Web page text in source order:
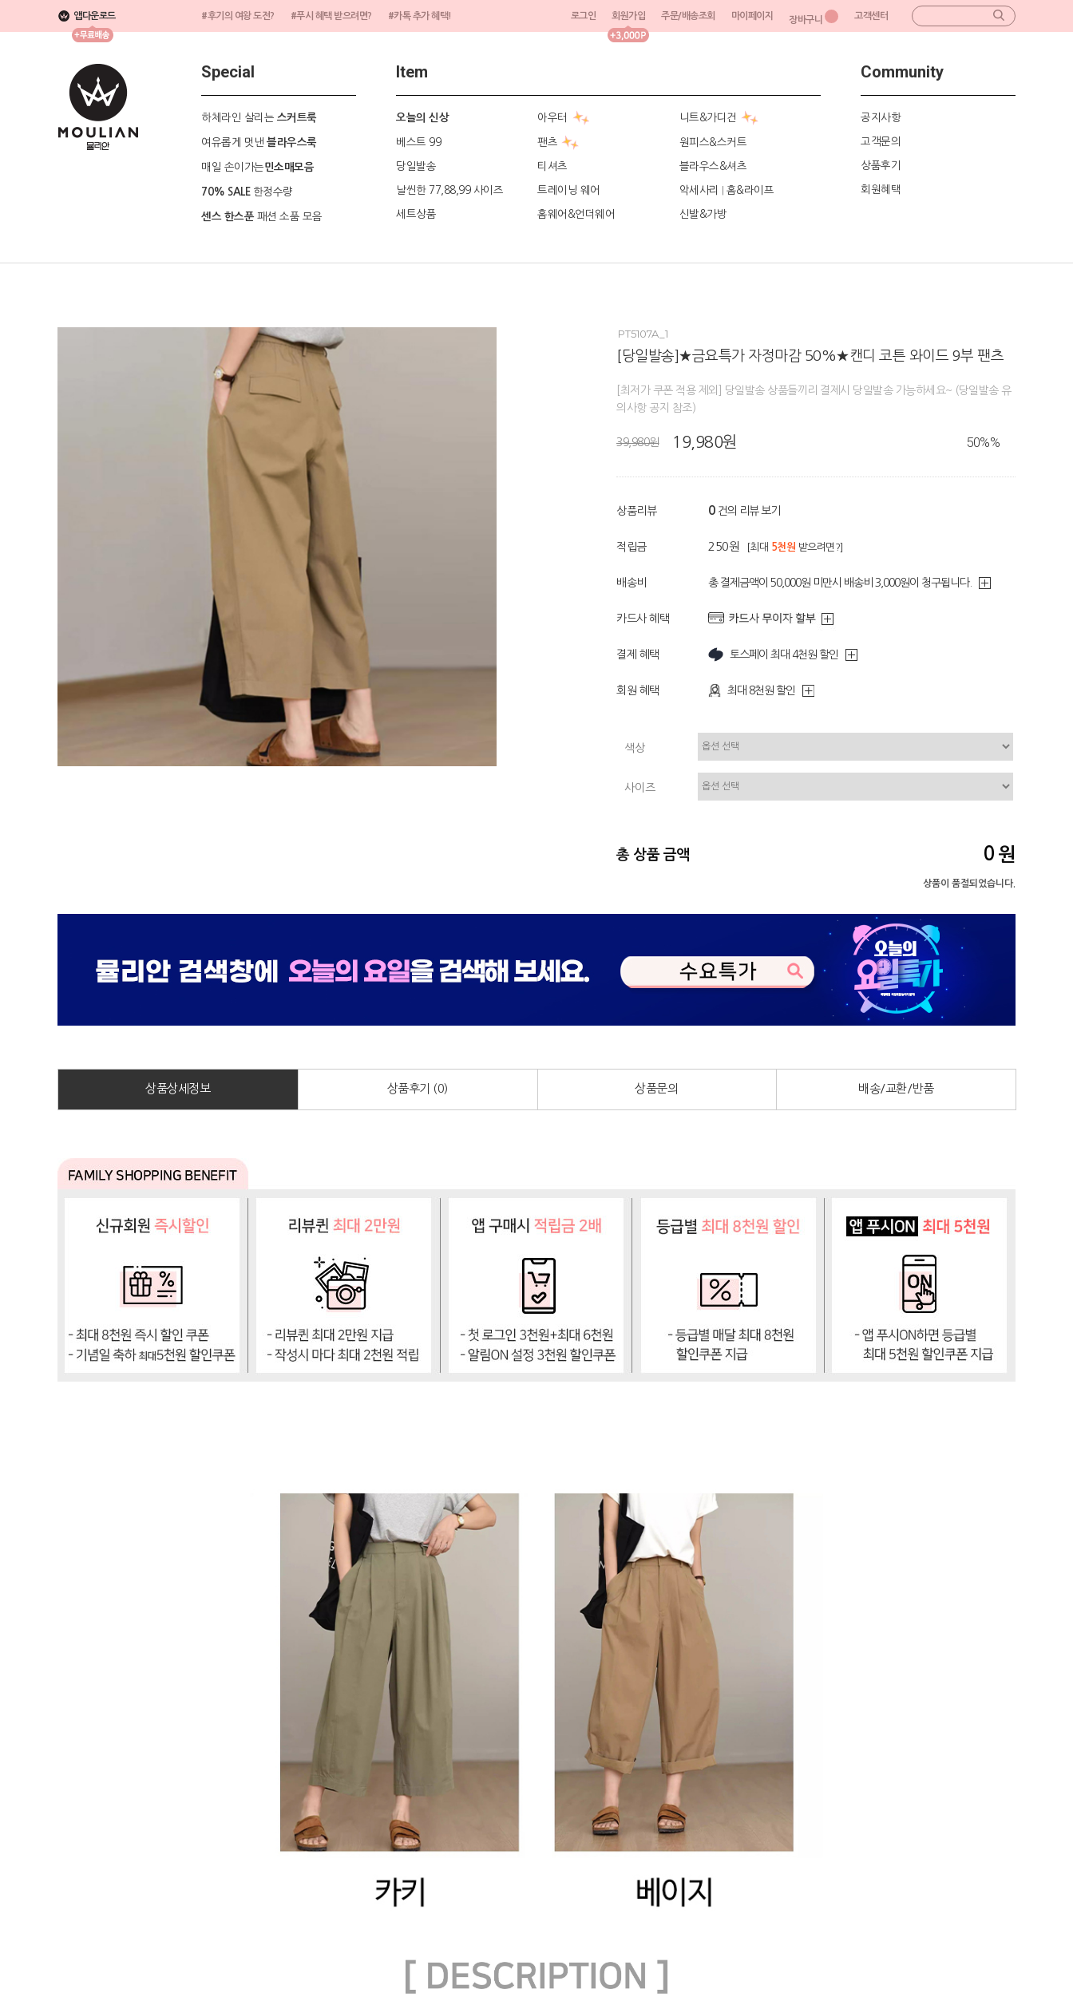
앱다운로드 #후기의 여왕 도전? #푸시 혜택 받으려면? #카톡 추가 혜택! 로그인 회원가입 주문/배송조회 마이페이지 장바구니 고객센터
Special
하체라인 살리는 스커트룩
여유롭게 멋낸 블라우스룩
매일 손이가는민소매모음
70% SALE 한정수량
센스 한스푼패션 소품 모음
Item
오늘의 신상 아우터 니트&가디건
베스트 99 팬츠 원피스&스커트
당일발송 티셔츠 블라우스&셔츠
날씬한 77,88,99 사이즈 트레이닝 웨어 악세사리 홈&라이프
세트상품 홈웨어&언더웨어 신발&가방
Community
공지사항
고객문의
상품후기
회원혜택
PT5107A_1
[당일발송]★금요특가 자정마감 50%★캔디 코튼 와이드 9부 팬츠
[최저가 쿠폰 적용 제외] 당일발송 상품들끼리 결제시 당일발송 가능하세요~ (당일발송 유
의사항 공지 참조)
39,980원 19,980원 50%%
상품리뷰 0 건의 리뷰 보기
적립금 250원 [최대 5천원 받으려면?]
배송비 총 결제금액이 50,000원 미만시 배송비 3,000원이 청구됩니다.
카드사 혜택
결제 혜택 토스페이 최대 4천원 할인
회원 혜택 최대 8천원 할인
색상
사이즈
총 상품 금액 0 원
상품이 품절되었습니다.
상품상세정보 상품후기 (0) 상품문의 배송/교환/반품